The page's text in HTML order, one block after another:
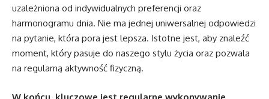
uzależniona od indywidualnych preferencji oraz
harmonogramu dnia. Nie ma jednej uniwersalnej odpowiedzi
na pytanie, która pora jest lepsza. Istotne jest, aby znaleźć
moment, który pasuje do naszego stylu życia oraz pozwala
na regularną aktywność fizyczną.